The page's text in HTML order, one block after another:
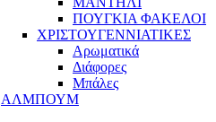
ΠΟΥΓΚΙΑ ΦΑΚΕΛΟΙ
ΧΡΙΣΤΟΥΓΕΝΝΙΑΤΙΚΕΣ
Αρωματικά
Διάφορες
Μπάλες
ΑΛΜΠΟΥΜ